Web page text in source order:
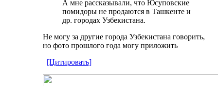
А мне рассказывали, что Юсуповские
помидоры не продаются в Ташкенте и
др. городах Узбекистана.
Не могу за другие города Узбекистана говорить,
но фото прошлого года могу приложить
[Цитировать]